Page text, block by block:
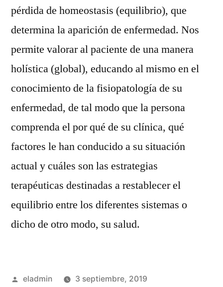
pérdida de homeostasis (equilibrio), que
determina la aparición de enfermedad. Nos
permite valorar al paciente de una manera
holística (global), educando al mismo en el
conocimiento de la fisiopatología de su
enfermedad, de tal modo que la persona
comprenda el por qué de su clínica, qué
factores le han conducido a su situación
actual y cuáles son las estrategias
terapéuticas destinadas a restablecer el
equilibrio entre los diferentes sistemas o
dicho de otro modo, su salud.
Publicado
eladmin
3 septiembre, 2019